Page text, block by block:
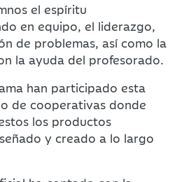
el espíritu
en equipo, el liderazgo,
de problemas, así como la
la ayuda del profesorado.
han participado esta
de cooperativas donde
los productos
y creado a lo largo